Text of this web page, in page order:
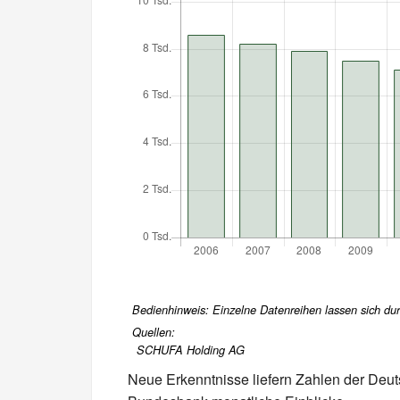
Bedienhinweis: Einzelne Datenreihen lassen sich
Quellen:
SCHUFA Holding AG
Neue Erkenntnisse liefern Zahlen der